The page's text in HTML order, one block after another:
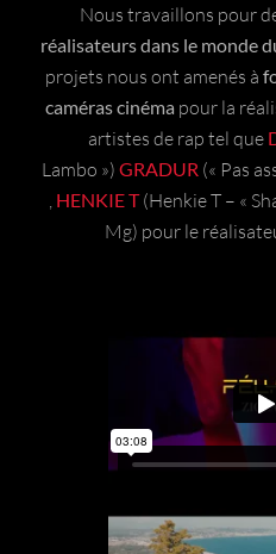
Nous travaillons pour
réalisateurs dans le monde
projets nous ont amenés à
caméras cinéma pour la
artistes de rap tel que
Lambo ») GRADUR (« Pas
HENKIE T(Henkie T – «
Mg) pour le